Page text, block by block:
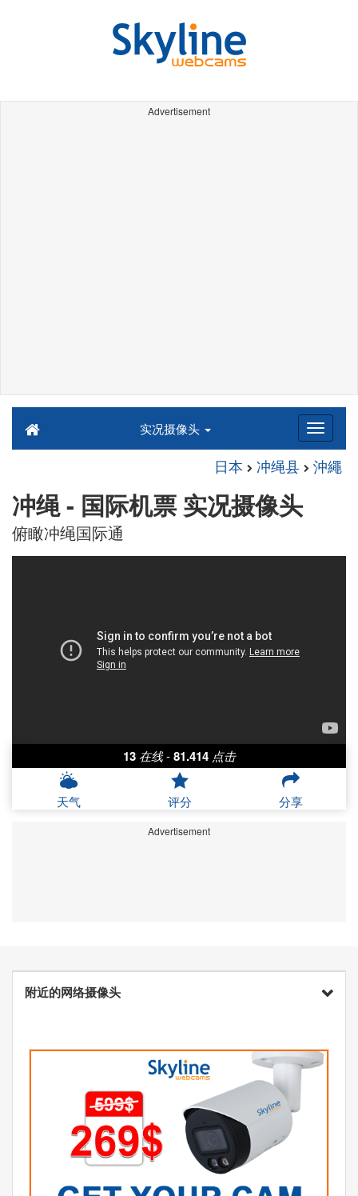
Advertisement
实况摄像头
日本 冲绳县 沖繩
冲绳 - 国际机票 实况摄像头
俯瞰冲绳国际通
13 在线 - 81.414 点击
天气 评分 分享
Advertisement
附近的网络摄像头